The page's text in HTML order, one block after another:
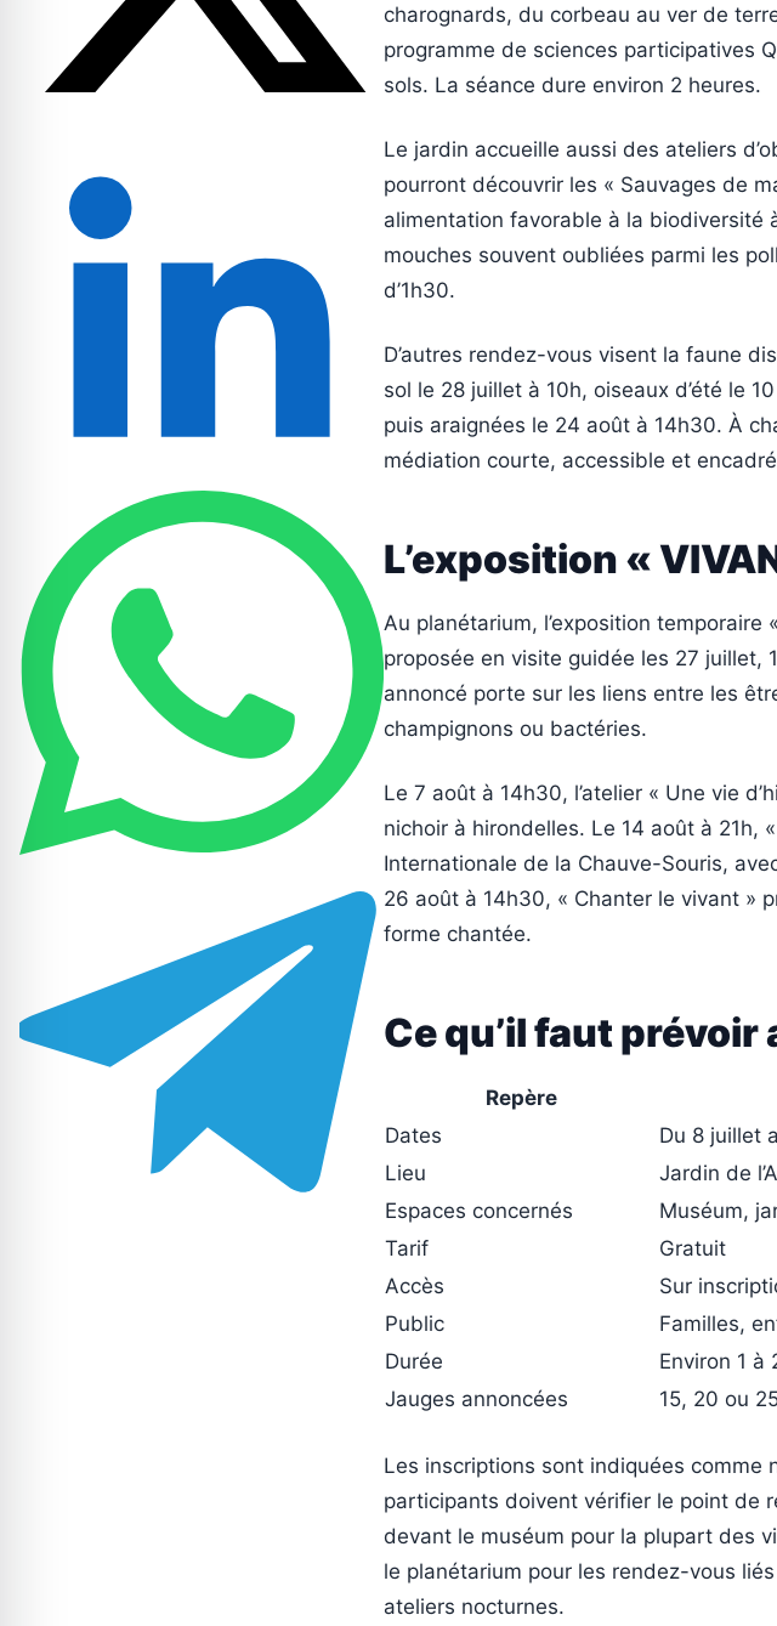
charognards, du corbeau au ver de
programme de sciences participatives
sols. La séance dure environ 2 heures.
Le jardin accueille aussi des ateliers
pourront découvrir les « Sauvages de
alimentation favorable à la biodiversité
mouches souvent oubliées parmi les
d’1h30.
D’autres rendez-vous visent la faune
sol le 28 juillet à 10h, oiseaux d’été le
puis araignées le 24 août à 14h30. À
médiation courte, accessible et
L’exposition «
Au planétarium, l’exposition
proposée en visite guidée les 27 juillet,
annoncé porte sur les liens entre les
champignons ou bactéries.
Le 7 août à 14h30, l’atelier « Une vie
nichoir à hirondelles. Le 14 août à 21h,
Internationale de la Chauve-Souris,
26 août à 14h30, « Chanter le vivant »
forme chantée.
Ce qu’il faut prévoir
Repère
Dates
Du 8 juillet
Lieu
Jardin de
Espaces concernés
Muséum,
Tarif
Gratuit
Accès
Sur
Public
Familles,
Durée
Environ 1 à
Jauges annoncées
15, 20 ou
Les inscriptions sont indiquées comme
participants doivent vérifier le point de
devant le muséum pour la plupart des
le planétarium pour les rendez-vous
ateliers nocturnes.